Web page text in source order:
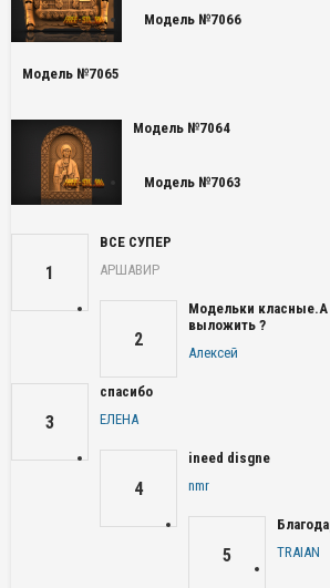
Модель №7066
Модель №7065
Модель №7064
Модель №7063
1
ВСЕ СУПЕР
АРШАВИР
2
Модельки
выложить ?
Алексей
3
спасибо
ЕЛЕНА
4
ineed disgne
nmr
5
TRAIAN